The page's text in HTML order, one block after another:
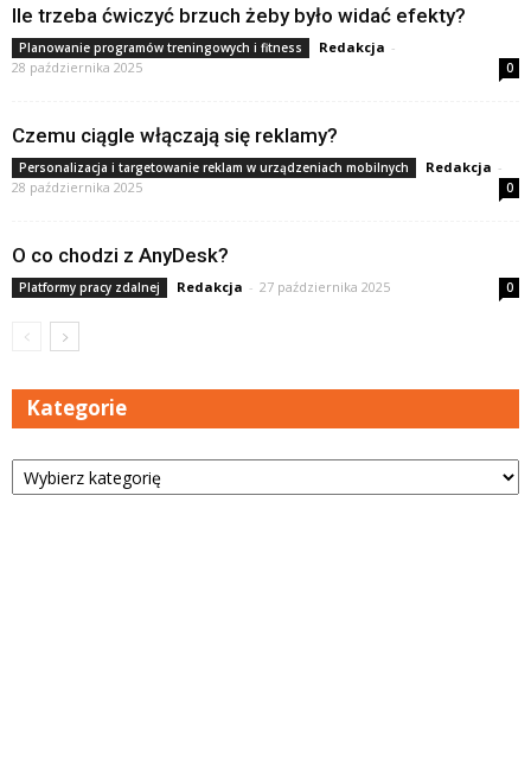
Ile trzeba ćwiczyć brzuch żeby było widać efekty?
Planowanie programów treningowych i fitness Redakcja -
28 października 2025
0
Czemu ciągle włączają się reklamy?
Personalizacja i targetowanie reklam w urządzeniach mobilnych Redakcja -
28 października 2025
0
O co chodzi z AnyDesk?
Platformy pracy zdalnej Redakcja - 27 października 2025 0
Kategorie
Kategorie